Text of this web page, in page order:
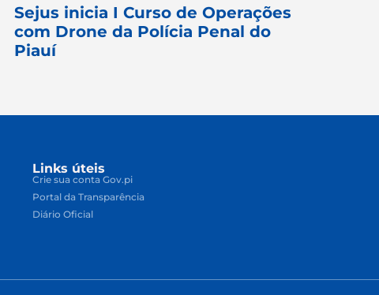
Sejus inicia I Curso de Operações
com Drone da Polícia Penal do
Piauí
Links úteis
Crie sua conta Gov.pi
Portal da Transparência
Diário Oficial